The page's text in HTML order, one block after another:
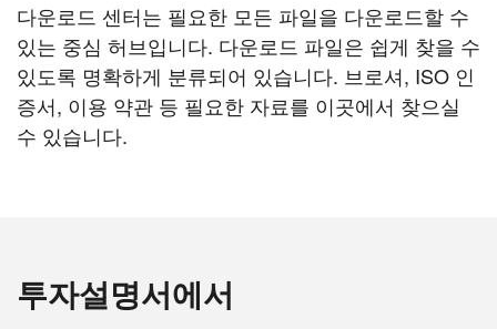
다운로드 센터는 필요한 모든 파일을 다운로드할 수
있는 중심 허브입니다. 다운로드 파일은 쉽게 찾을 수
있도록 명확하게 분류되어 있습니다. 브로셔, ISO 인
증서, 이용 약관 등 필요한 자료를 이곳에서 찾으실
수 있습니다.
투자설명서에서